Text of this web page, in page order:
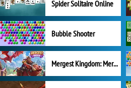
Spider Solitaire Online
Bubble Shooter
Mergest Kingdom: Merge Puzzle